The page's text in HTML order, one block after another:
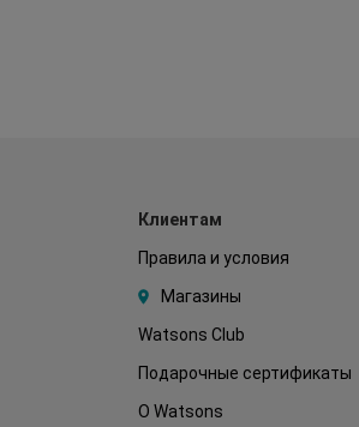
Клиентам
Правила и условия
Магазины
Watsons Club
Подарочные сертификаты
О Watsons